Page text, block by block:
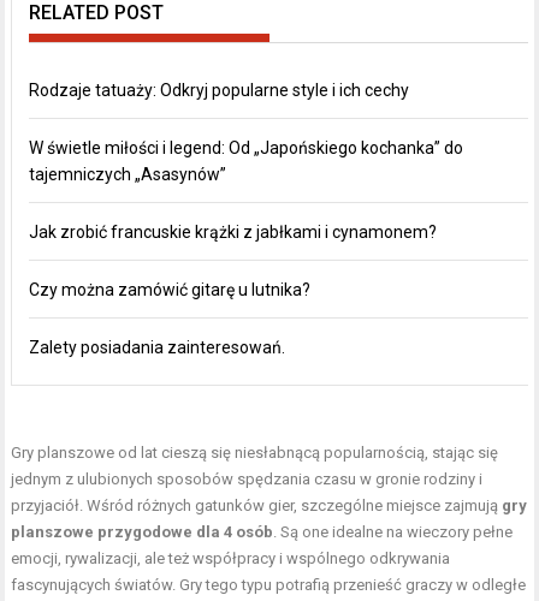
RELATED POST
Rodzaje tatuaży: Odkryj popularne style i ich cechy
W świetle miłości i legend: Od „Japońskiego kochanka” do
tajemniczych „Asasynów”
Jak zrobić francuskie krążki z jabłkami i cynamonem?
Czy można zamówić gitarę u lutnika?
Zalety posiadania zainteresowań.
Gry planszowe od lat cieszą się niesłabnącą popularnością, stając się
jednym z ulubionych sposobów spędzania czasu w gronie rodziny i
przyjaciół. Wśród różnych gatunków gier, szczególne miejsce zajmują gry
planszowe przygodowe dla 4 osób. Są one idealne na wieczory pełne
emocji, rywalizacji, ale też współpracy i wspólnego odkrywania
fascynujących światów. Gry tego typu potrafią przenieść graczy w odległe